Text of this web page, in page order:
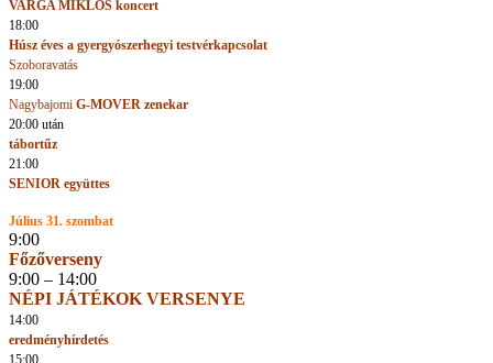
VARGA MIKLÓS koncert
18:00
Húsz éves a gyergyószerhegyi testvérkapcsolat
Szoboravatás
19:00
Nagybajomi G-MOVER zenekar
20:00 után
tábortűz
21:00
SENIOR együttes
Július 31. szombat
9:00
Főzőverseny
9:00 – 14:00
NÉPI JÁTÉKOK VERSENYE
14:00
eredményhírdetés